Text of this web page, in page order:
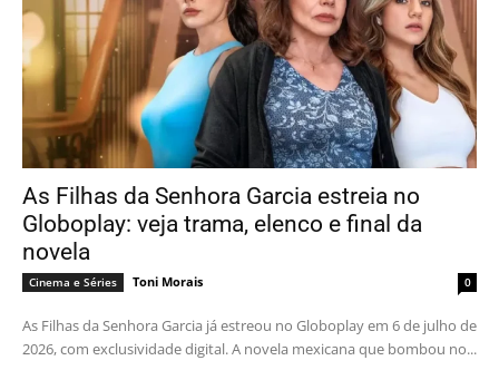
As Filhas da Senhora Garcia estreia no
Globoplay: veja trama, elenco e final da
novela
Cinema e Séries Toni Morais 0
As Filhas da Senhora Garcia já estreou no Globoplay em 6 de julho de
2026, com exclusividade digital. A novela mexicana que bombou no...